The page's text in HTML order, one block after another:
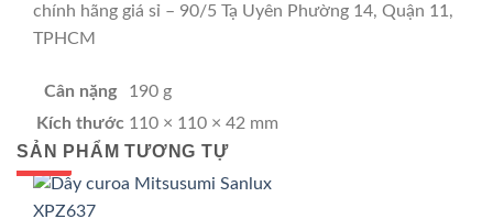
chính hãng giá sỉ – 90/5 Tạ Uyên Phường 14, Quận 11,
TPHCM
Cân nặng
190 g
Kích thước 110 × 110 × 42 mm
SẢN PHẨM TƯƠNG TỰ
GIÁ TỐT
GIÁ SỈ